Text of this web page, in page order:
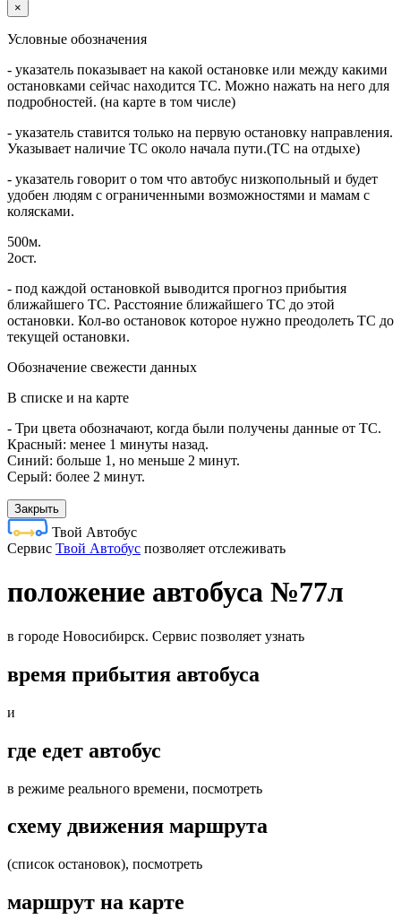
×
Условные обозначения
- указатель показывает на какой остановке или между какими
остановками сейчас находится ТС. Можно нажать на него для
подробностей. (на карте в том числе)
- указатель ставится только на первую остановку направления.
Указывает наличие ТС около начала пути.(ТС на отдыхе)
- указатель говорит о том что автобус низкопольный и будет
удобен людям с ограниченными возможностями и мамам с
колясками.
500м.
2ост.
- под каждой остановкой выводится прогноз прибытия
ближайшего ТС. Расстояние ближайшего ТС до этой
остановки. Кол-во остановок которое нужно преодолеть ТС до
текущей остановки.
Обозначение свежести данных
В списке и на карте
- Три цвета обозначают, когда были получены данные от ТС.
Красный: менее 1 минуты назад.
Синий: больше 1, но меньше 2 минут.
Серый: более 2 минут.
Закрыть
Твой Автобус
Cервис Твой Автобус позволяет отслеживать
положение автобуса №77л
в городе Новосибирск. Сервис позволяет узнать
время прибытия автобуса
и
где едет автобус
в режиме реального времени, посмотреть
схему движения маршрута
(список остановок), посмотреть
маршрут на карте